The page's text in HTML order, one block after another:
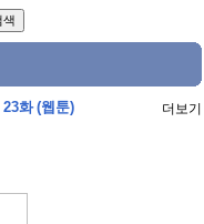
화 (웹툰) 더보기